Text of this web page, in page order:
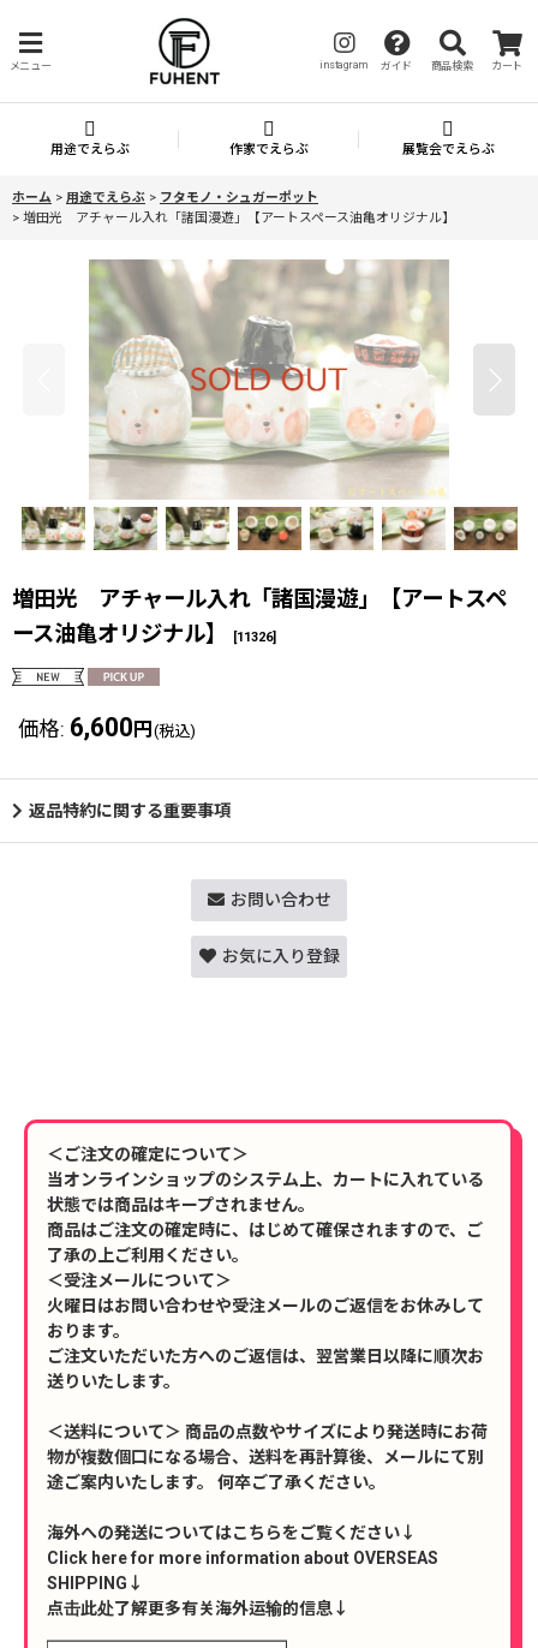
メニュー instagram ガイド 商品検索 カート
用途でえらぶ 作家でえらぶ 展覧会でえらぶ
ホーム > 用途でえらぶ > フタモノ・シュガーポット
> 増田光 アチャール入れ「諸国漫遊」【アートスペース油亀オリジナル】
増田光 アチャール入れ「諸国漫遊」【アートスペ
ース油亀オリジナル】
[11326]
価格: 6,600 円 (税込)
返品特約に関する重要事項
お問い合わせ
お気に入り登録
＜ご注文の確定について＞
当オンラインショップのシステム上、カートに入れている
状態では商品はキープされません。
商品はご注文の確定時に、はじめて確保されますので、ご
了承の上ご利用ください。
＜受注メールについて＞
火曜日はお問い合わせや受注メールのご返信をお休みして
おります。
ご注文いただいた方へのご返信は、翌営業日以降に順次お
送りいたします。
＜送料について＞ 商品の点数やサイズにより発送時にお荷
物が複数個口になる場合、送料を再計算後、メールにて別
途ご案内いたします。 何卒ご了承ください。
海外への発送についてはこちらをご覧ください↓
Click here for more information about OVERSEAS
SHIPPING↓
点击此处了解更多有关海外运输的信息↓